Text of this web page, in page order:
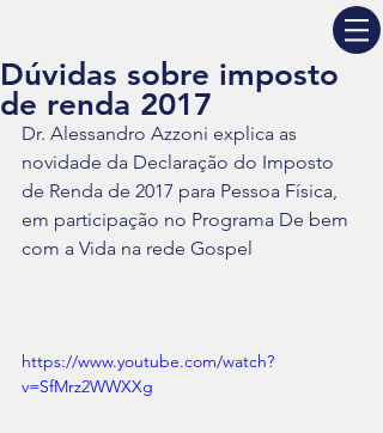
Dúvidas sobre imposto
de renda 2017
Dr. Alessandro Azzoni explica as
novidade da Declaração do Imposto
de Renda de 2017 para Pessoa Física,
em participação no Programa De bem
com a Vida na rede Gospel
https://www.youtube.com/watch?
v=SfMrz2WWXXg